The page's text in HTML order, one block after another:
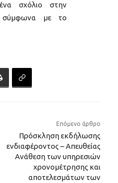
σχόλιο στην
σύμφωνα με το
Επόμενο άρθρο
Πρόσκληση εκδήλωσης
ενδιαφέροντος – Απευθείας
Ανάθεση των υπηρεσιών
χρονομέτρησης και
αποτελεσμάτων των